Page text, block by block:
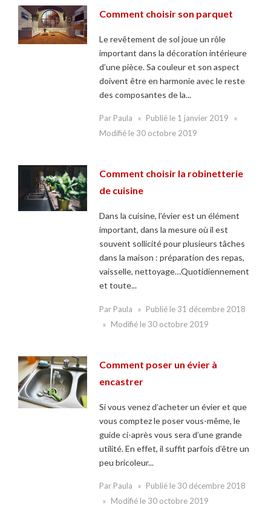
Comment choisir son parquet
Le revêtement de sol joue un rôle
important dans la décoration intérieure
d’une pièce. Sa couleur et son aspect
doivent être en harmonie avec le reste
des composantes de la...
Par Paula Publié le 1 janvier 2019
Modifié le 30 octobre 2019
Comment choisir la robinetterie
de cuisine
Dans la cuisine, l’évier est un élément
important, dans la mesure où il est
souvent sollicité pour plusieurs tâches
dans la maison : préparation des repas,
vaisselle, nettoyage…Quotidiennement
et toute...
Par Paula Publié le 31 décembre 2018
Modifié le 30 octobre 2019
Comment poser un évier à
encastrer
Si vous venez d’acheter un évier et que
vous comptez le poser vous-même, le
guide ci-après vous sera d’une grande
utilité. En effet, il suffit parfois d’être un
peu bricoleur...
Par Paula Publié le 30 décembre 2018
Modifié le 30 octobre 2019